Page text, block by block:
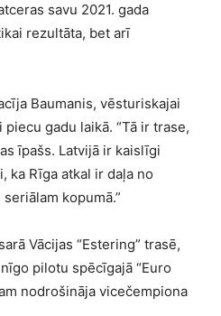
savu 2021. gada
rezultāta, bet arī
Baumanis, vēsturiskajai
gadu laikā. “Tā ir trase,
īpašs. Latvijā ir kaislīgi
Rīga atkal ir daļa no
kopumā.”
Vācijas “Estering” trasē,
pilotu spēcīgajā “Euro
nodrošināja vicečempiona